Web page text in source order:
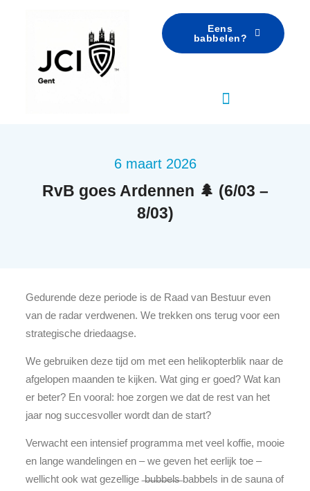
Eens
babbelen?
6 maart 2026
RvB goes Ardennen 🌲 (6/03 –
8/03)
Gedurende deze periode is de Raad van Bestuur even
van de radar verdwenen. We trekken ons terug voor een
strategische driedaagse.
We gebruiken deze tijd om met een helikopterblik naar de
afgelopen maanden te kijken. Wat ging er goed? Wat kan
er beter? En vooral: hoe zorgen we dat de rest van het
jaar nog succesvoller wordt dan de start?
Verwacht een intensief programma met veel koffie, mooie
en lange wandelingen en – we geven het eerlijk toe –
wellicht ook wat gezellige ̶b̶u̶b̶b̶e̶l̶s̶ babbels in de sauna of